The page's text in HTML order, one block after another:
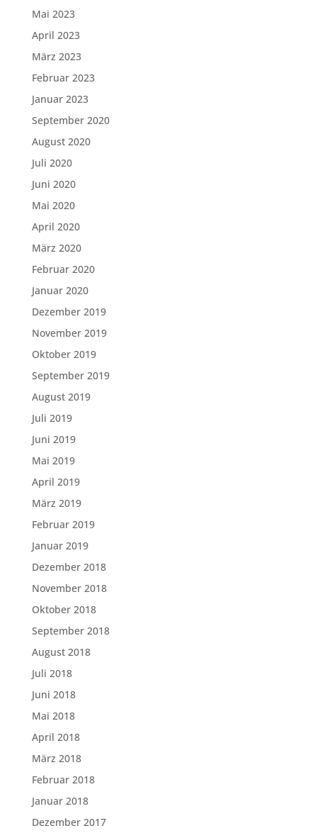
Mai 2023
April 2023
März 2023
Februar 2023
Januar 2023
September 2020
August 2020
Juli 2020
Juni 2020
Mai 2020
April 2020
März 2020
Februar 2020
Januar 2020
Dezember 2019
November 2019
Oktober 2019
September 2019
August 2019
Juli 2019
Juni 2019
Mai 2019
April 2019
März 2019
Februar 2019
Januar 2019
Dezember 2018
November 2018
Oktober 2018
September 2018
August 2018
Juli 2018
Juni 2018
Mai 2018
April 2018
März 2018
Februar 2018
Januar 2018
Dezember 2017